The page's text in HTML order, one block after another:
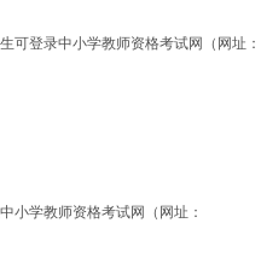
可登录中小学教师资格考试网（网址：
小学教师资格考试网（网址：